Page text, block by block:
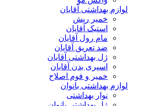
لوازم بهداشتی آقایان
خمیر ریش
استیک آقایان
مام رول آقایان
ضد تعریق آقایان
ژل بهداشتی آقایان
اسپری بدن آقایان
خمیر و فوم اصلاح
لوازم بهداشتی بانوان
نوار بهداشتی